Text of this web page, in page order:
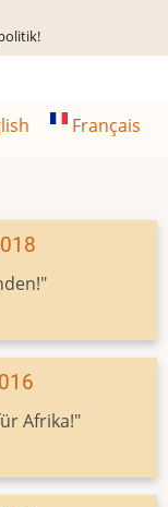
Français
Afrika!"